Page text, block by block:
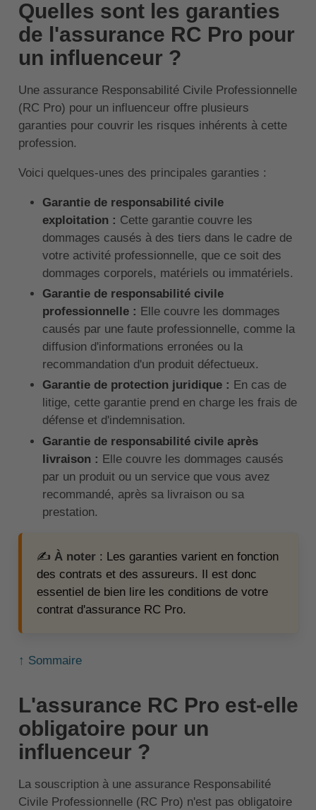
Quelles sont les garanties
de l'assurance RC Pro pour
un influenceur ?
Une assurance Responsabilité Civile Professionnelle
(RC Pro) pour un influenceur offre plusieurs
garanties pour couvrir les risques inhérents à cette
profession.
Voici quelques-unes des principales garanties :
Garantie de responsabilité civile
exploitation : Cette garantie couvre les
dommages causés à des tiers dans le cadre de
votre activité professionnelle, que ce soit des
dommages corporels, matériels ou immatériels.
Garantie de responsabilité civile
professionnelle : Elle couvre les dommages
causés par une faute professionnelle, comme la
diffusion d'informations erronées ou la
recommandation d'un produit défectueux.
Garantie de protection juridique : En cas de
litige, cette garantie prend en charge les frais de
défense et d'indemnisation.
Garantie de responsabilité civile après
livraison : Elle couvre les dommages causés
par un produit ou un service que vous avez
recommandé, après sa livraison ou sa
prestation.
✍️ À noter : Les garanties varient en fonction
des contrats et des assureurs. Il est donc
essentiel de bien lire les conditions de votre
contrat d'assurance RC Pro.
↑ Sommaire
L'assurance RC Pro est-elle
obligatoire pour un
influenceur ?
La souscription à une assurance Responsabilité
Civile Professionnelle (RC Pro) n'est pas obligatoire